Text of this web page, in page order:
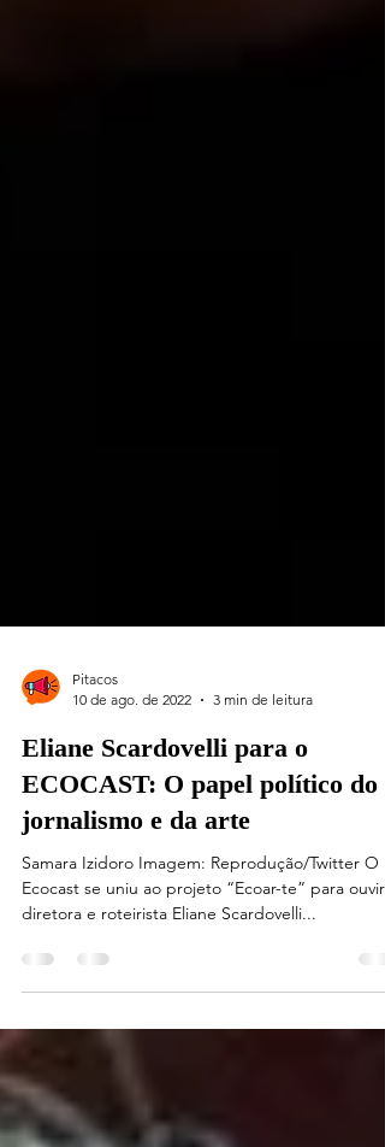
10 de ago. de 2022
3 min de leitura
Eliane Scardovelli para o
ECOCAST: O papel político do
jornalismo e da arte
Samara Izidoro Imagem: Reprodução/Twitter O
diretora e roteirista Eliane Scardovelli...